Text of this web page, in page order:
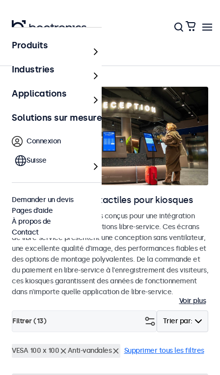
Accueil
Moniteurs et écrans tactiles pour kiosques
Moniteurs et écrans tactiles conçus pour une intégration
dans les kiosques et les solutions libre-service. Ces écrans
de libre-service présentent une conception sans ventilateur,
une excellente qualité d'image, des performances fiables et
des options de montage polyvalentes. De la commande et
du paiement en libre-service à l'enregistrement des visiteurs,
ces kiosques garantissent des années de fonctionnement
dans n'importe quelle application de libre-service.
Voir plus
Trier par:
Filtrer (13)
VESA 100 x 100 Anti-vandales Supprimer tous les filtres
Produits
Industries
Applications
Solutions sur mesure
Connexion
Suisse
Demander un devis
Pages d’aide
À propos de
Contact